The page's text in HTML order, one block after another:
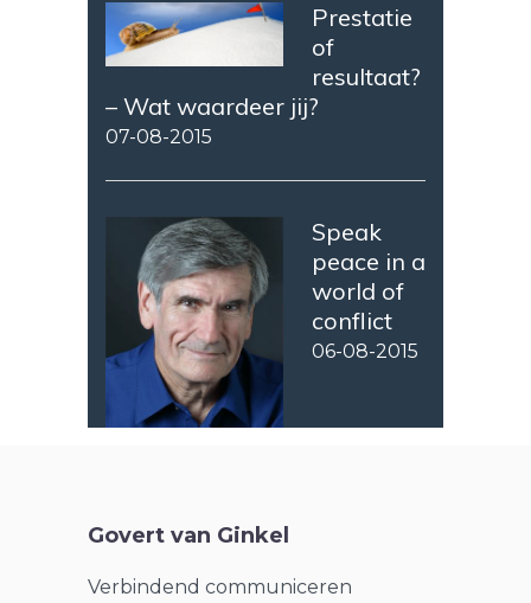
Prestatie
of
resultaat?
– Wat waardeer jij?
07-08-2015
Speak
peace in a
world of
conflict
06-08-2015
Govert van Ginkel
Verbindend communiceren